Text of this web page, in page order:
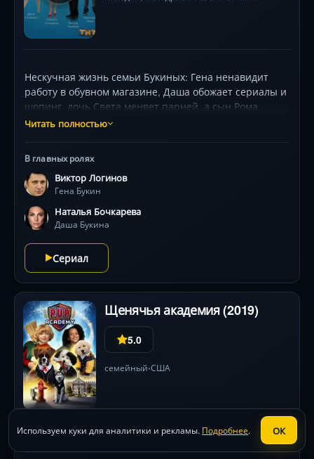
Нескучная жизнь семьи Букиных: Гена ненавидит
работу в обувном магазине, Даша обожает сериалы и
шопинг, дочь Света меняет парней, а сын Рома
мечтает о славе. Их соседи — вечный источник
странная семейная гармония. В ролях: Виктор
Логинов, Наталья Бочкарёва — харизматичные дуэт,
создающий уникальную химию «русского Банди».
Читать полностью
В главных ролях
Виктор Логинов
Гена Букин
Наталья Бочкарева
Даша Букина
Сериал
Щенячья академия (2019)
5.0
семейный•США
Используем куки для аналитики и рекламы. Подробнее. ОК